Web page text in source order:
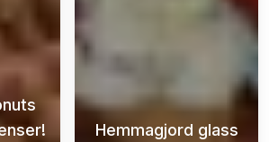
Hemmagjord glass